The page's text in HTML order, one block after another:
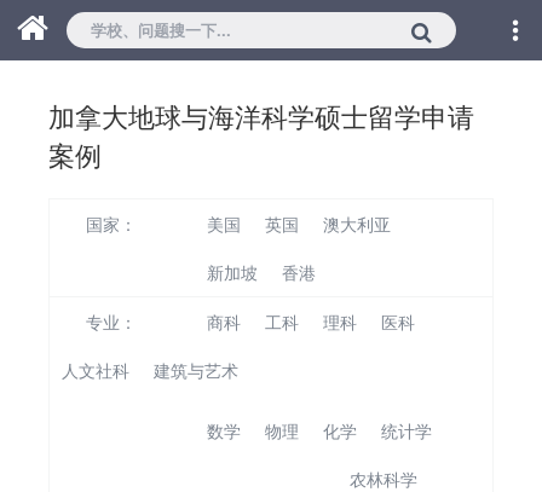
加拿大地球与海洋科学硕士留学申请
案例
国家： 美国 英国 澳大利亚
新加坡
香港
专业： 商科 工科 理科
医科
人文社科
建筑与艺术
数学 物理 化学
统计学
农林科学